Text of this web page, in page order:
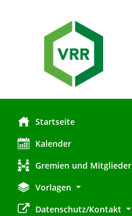
Startseite
Kalender
Gremien und Mitglieder
Vorlagen
Datenschutz/Kontakt